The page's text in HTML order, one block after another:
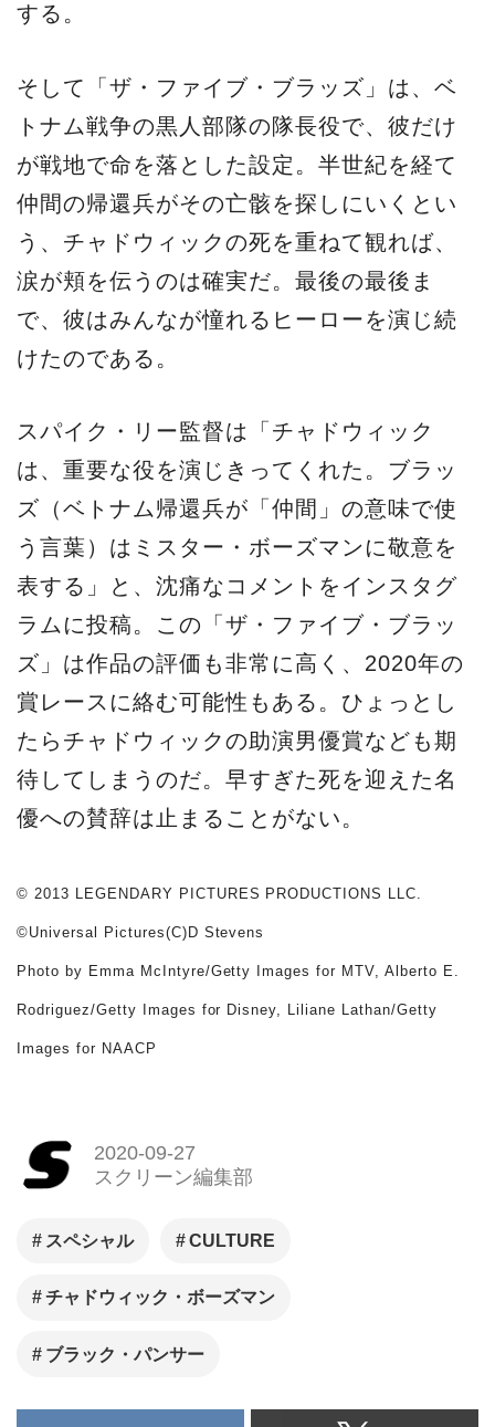
する。
そして「ザ・ファイブ・ブラッズ」は、ベ
トナム戦争の黒人部隊の隊長役で、彼だけ
が戦地で命を落とした設定。半世紀を経て
仲間の帰還兵がその亡骸を探しにいくとい
う、チャドウィックの死を重ねて観れば、
涙が頬を伝うのは確実だ。最後の最後ま
で、彼はみんなが憧れるヒーローを演じ続
けたのである。
スパイク・リー監督は「チャドウィック
は、重要な役を演じきってくれた。ブラッ
ズ（ベトナム帰還兵が「仲間」の意味で使
う言葉）はミスター・ボーズマンに敬意を
表する」と、沈痛なコメントをインスタグ
ラムに投稿。この「ザ・ファイブ・ブラッ
ズ」は作品の評価も非常に高く、2020年の
賞レースに絡む可能性もある。ひょっとし
たらチャドウィックの助演男優賞なども期
待してしまうのだ。早すぎた死を迎えた名
優への賛辞は止まることがない。
© 2013 LEGENDARY PICTURES PRODUCTIONS LLC.
©Universal Pictures(C)D Stevens
Photo by Emma McIntyre/Getty Images for MTV, Alberto E.
Rodriguez/Getty Images for Disney, Liliane Lathan/Getty
Images for NAACP
2020-09-27
スクリーン編集部
スペシャル CULTURE
チャドウィック・ボーズマン
ブラック・パンサー